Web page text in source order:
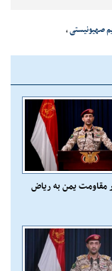
صهیونیستی،
مقاومت یمن به ریاض